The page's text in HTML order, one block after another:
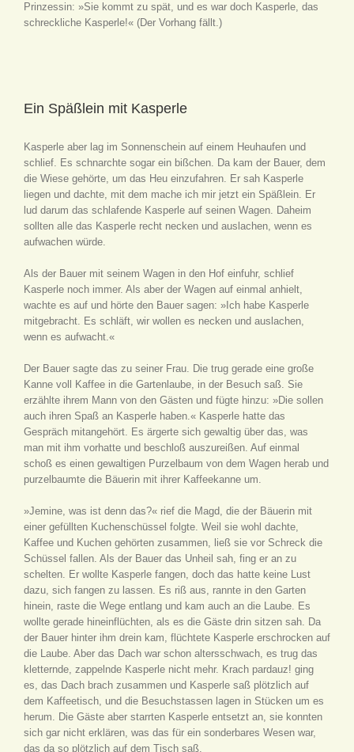
Prinzessin: »Sie kommt zu spät, und es war doch Kasperle, das
schreckliche Kasperle!« (Der Vorhang fällt.)
Ein Späßlein mit Kasperle
Kasperle aber lag im Sonnenschein auf einem Heuhaufen und
schlief. Es schnarchte sogar ein bißchen. Da kam der Bauer, dem
die Wiese gehörte, um das Heu einzufahren. Er sah Kasperle
liegen und dachte, mit dem mache ich mir jetzt ein Späßlein. Er
lud darum das schlafende Kasperle auf seinen Wagen. Daheim
sollten alle das Kasperle recht necken und auslachen, wenn es
aufwachen würde.
Als der Bauer mit seinem Wagen in den Hof einfuhr, schlief
Kasperle noch immer. Als aber der Wagen auf einmal anhielt,
wachte es auf und hörte den Bauer sagen: »Ich habe Kasperle
mitgebracht. Es schläft, wir wollen es necken und auslachen,
wenn es aufwacht.«
Der Bauer sagte das zu seiner Frau. Die trug gerade eine große
Kanne voll Kaffee in die Gartenlaube, in der Besuch saß. Sie
erzählte ihrem Mann von den Gästen und fügte hinzu: »Die sollen
auch ihren Spaß an Kasperle haben.« Kasperle hatte das
Gespräch mitangehört. Es ärgerte sich gewaltig über das, was
man mit ihm vorhatte und beschloß auszureißen. Auf einmal
schoß es einen gewaltigen Purzelbaum von dem Wagen herab und
purzelbaumte die Bäuerin mit ihrer Kaffeekanne um.
»Jemine, was ist denn das?« rief die Magd, die der Bäuerin mit
einer gefüllten Kuchenschüssel folgte. Weil sie wohl dachte,
Kaffee und Kuchen gehörten zusammen, ließ sie vor Schreck die
Schüssel fallen. Als der Bauer das Unheil sah, fing er an zu
schelten. Er wollte Kasperle fangen, doch das hatte keine Lust
dazu, sich fangen zu lassen. Es riß aus, rannte in den Garten
hinein, raste die Wege entlang und kam auch an die Laube. Es
wollte gerade hineinflüchten, als es die Gäste drin sitzen sah. Da
der Bauer hinter ihm drein kam, flüchtete Kasperle erschrocken auf
die Laube. Aber das Dach war schon altersschwach, es trug das
kletternde, zappelnde Kasperle nicht mehr. Krach pardauz! ging
es, das Dach brach zusammen und Kasperle saß plötzlich auf
dem Kaffeetisch, und die Besuchstassen lagen in Stücken um es
herum. Die Gäste aber starrten Kasperle entsetzt an, sie konnten
sich gar nicht erklären, was das für ein sonderbares Wesen war,
das da so plötzlich auf dem Tisch saß.